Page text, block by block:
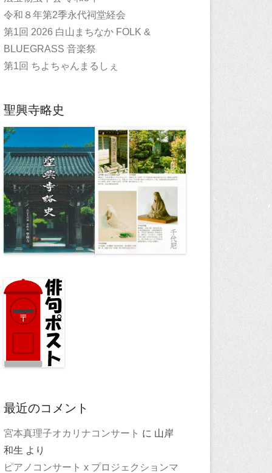
令和８年第2季永代祠堂経会
第1回 2026 白山まちなか FOLK &
BLUEGRASS 音楽祭
第1回 ちよちゃんまるしぇ
聖興寺略史
最近のコメント
宮本真理子オカリナコンサート に 山岸
和生 より
ピアノコンサート x プロジェクションマ